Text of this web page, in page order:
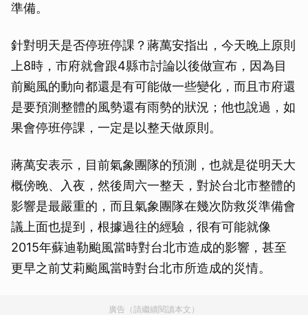
準備。
針對明天是否停班停課？蔣萬安指出，今天晚上原則
上8時，市府就會跟4縣市討論以後做宣布，因為目
前颱風的動向都還是有可能做一些變化，而且市府還
是要預測整體的風勢還有雨勢的狀況；他也說過，如
果會停班停課，一定是以整天做原則。
蔣萬安表示，目前氣象團隊的預測，也就是從明天大
概傍晚、入夜，然後周六一整天，對於台北市整體的
影響是最嚴重的，而且氣象團隊在幾次防救災準備會
議上面也提到，根據過往的經驗，很有可能就像
2015年蘇迪勒颱風當時對台北市造成的影響，甚至
更早之前艾莉颱風當時對台北市所造成的災情。
廣告（請繼續閱讀本文）